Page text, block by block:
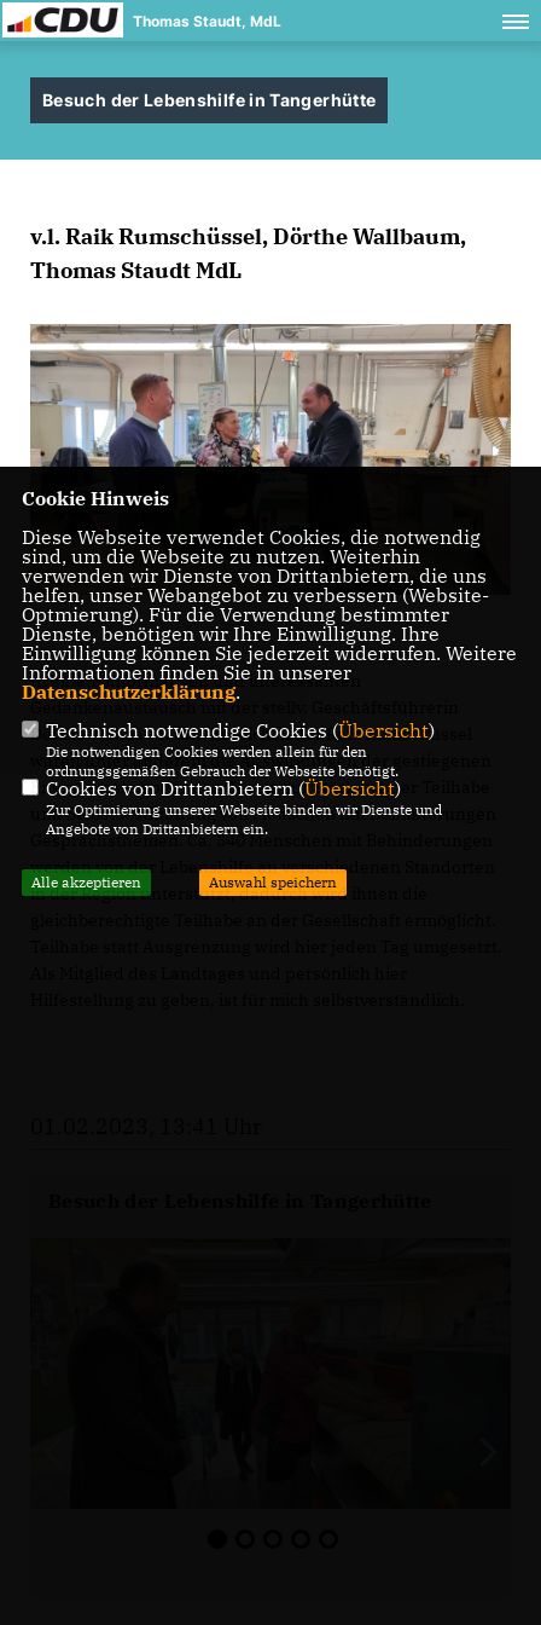
Thomas Staudt, MdL
Besuch der Lebenshilfe in Tangerhütte
v.l. Raik Rumschüssel, Dörthe Wallbaum,
Thomas Staudt MdL
In einem informativen und interessanten
Gedankenaustausch mit der stellv. Geschäftsführerin
Dörthe Wallbaum und Bereichsleiter Raik Rumschüssel
waren unter anderem die Auswirkungen der gestiegenen
Energiekosten oder das Gesetz zur Stärkung der Teilhabe
und Selbstbestimmung von Menschen mit Behinderungen
Gesprächsthemen. Ca. 340 Menschen mit Behinderungen
werden von der Lebenshilfe an verschiedenen Standorten
in der Region unterstützt, dadurch wird ihnen die
Cookie Hinweis
Diese Webseite verwendet Cookies, die notwendig
sind, um die Webseite zu nutzen. Weiterhin
verwenden wir Dienste von Drittanbietern, die uns
helfen, unser Webangebot zu verbessern (Website-
Optmierung). Für die Verwendung bestimmter
Dienste, benötigen wir Ihre Einwilligung. Ihre
Einwilligung können Sie jederzeit widerrufen. Weitere
Informationen finden Sie in unserer
Datenschutzerklärung.
Technisch notwendige Cookies (Übersicht)
Die notwendigen Cookies werden allein für den
ordnungsgemäßen Gebrauch der Webseite benötigt.
Cookies von Drittanbietern (Übersicht)
Zur Optimierung unserer Webseite binden wir Dienste und
Angebote von Drittanbietern ein.
Alle akzeptieren Auswahl speichern